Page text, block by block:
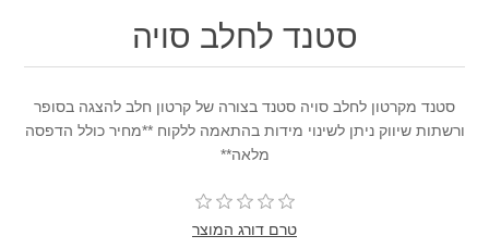
סטנד לחלב סויה
סטנד מקרטון לחלב סויה סטנד בצורה של קרטון חלב להצגה בסופר
ורשתות שיווק ניתן לשינוי מידות בהתאמה ללקוח **מחיר כולל הדפסה
מלאה**
טרם דורג המוצר